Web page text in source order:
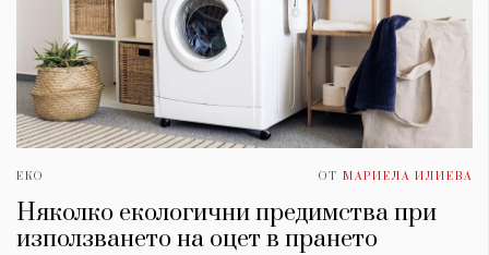
ЕКО ОТ МАРИЕЛА ИЛИЕВА
Няколко екологични предимства при
използването на оцет в прането